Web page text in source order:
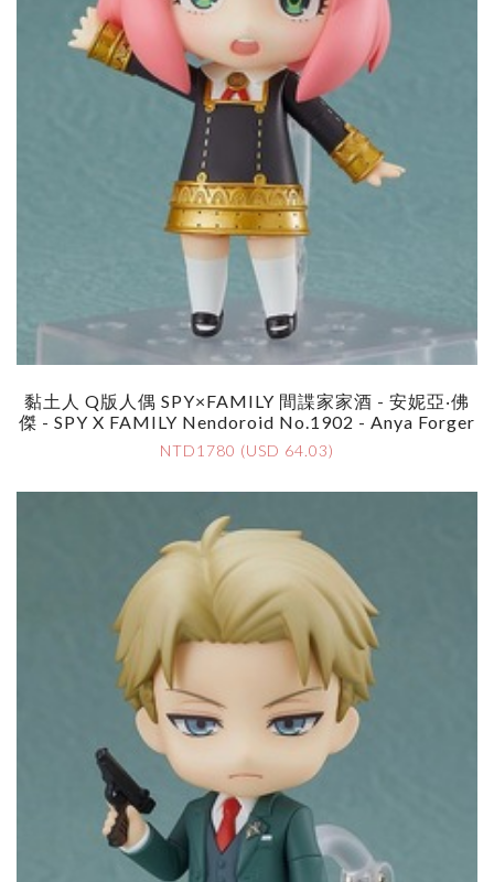
黏土人 Q版人偶 SPY×FAMILY 間諜家家酒 - 安妮亞‧佛
傑 - SPY X FAMILY Nendoroid No.1902 - Anya Forger
NTD1780 (USD 64.03)